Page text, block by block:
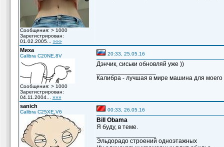
Сообщения: > 1000
Зарегистрирован:
01.02.2005... »»»
Миха
Calibra C20NE,8V
Сообщения: > 1000
Зарегистрирован:
04.11.2004... »»»
20:33, 25.05.16
Дэнчик, сиськи обновляй уже ))
Калибра - лучшая в мире машина для моего
sanich
Calibra C25XE,V6 00:33, 26.05.16
Bill Obama
Я буду, в теме.
Эльдорадо строений одноэтажных